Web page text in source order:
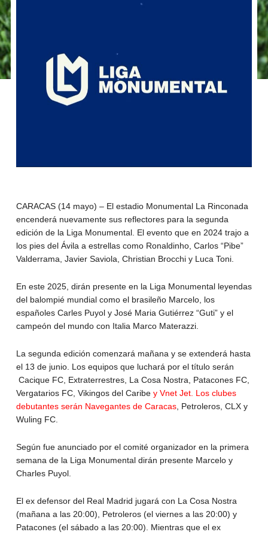
CARACAS (14 mayo) – El estadio Monumental La Rinconada
encenderá nuevamente sus reflectores para la segunda
edición de la Liga Monumental. El evento que en 2024 trajo a
los pies del Ávila a estrellas como Ronaldinho, Carlos “Pibe”
Valderrama, Javier Saviola, Christian Brocchi y Luca Toni.
En este 2025, dirán presente en la Liga Monumental leyendas
del balompié mundial como el brasileño Marcelo, los
españoles Carles Puyol y José Maria Gutiérrez “Guti” y el
campeón del mundo con Italia Marco Materazzi.
La segunda edición comenzará mañana y se extenderá hasta
el 13 de junio. Los equipos que luchará por el título serán
Cacique FC, Extraterrestres, La Cosa Nostra, Patacones FC,
Vergatarios FC, Vikingos del Caribey Vnet Jet. Los clubes
debutantes serán Navegantes de Caracas, Petroleros, CLX y
Wuling FC.
Según fue anunciado por el comité organizador en la primera
semana de la Liga Monumental dirán presente Marcelo y
Charles Puyol.
El ex defensor del Real Madrid jugará con La Cosa Nostra
(mañana a las 20:00), Petroleros (el viernes a las 20:00) y
Patacones (el sábado a las 20:00). Mientras que el ex